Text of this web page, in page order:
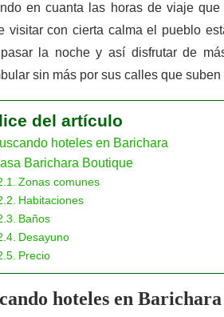
en cuanta las horas de viaje
visitar con cierta calma el pueblo
la noche y así disfrutar de
sin más por sus calles que suben
del artículo
hoteles en Barichara
Barichara Boutique
Zonas comunes
Habitaciones
Baños
Desayuno
Precio
hoteles en Barichara